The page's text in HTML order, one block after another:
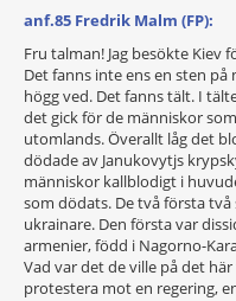
anf.85 Fredrik Malm (FP):
Fru talman! Jag besökte Kiev
Det fanns inte ens en sten
högg ved. Det fanns tält. I
det gick för de människor
utomlands. Överallt låg det
dödade av Janukovytjs
människor kallblodigt i
som dödats. De två första
ukrainare. Den första var
armenier, född i Nagorno-
Vad var det de ville på det
protestera mot en regering,